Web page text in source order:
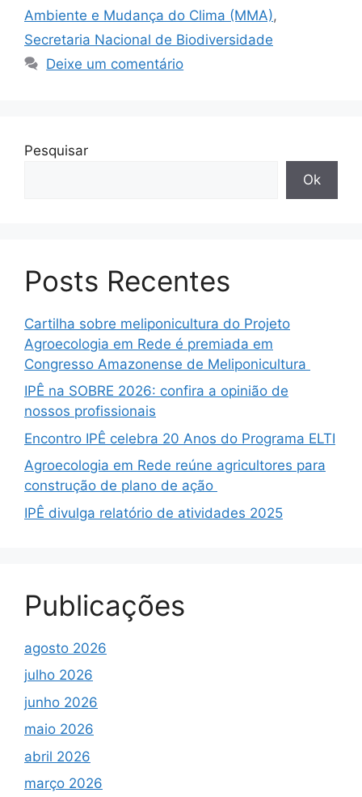
Ambiente e Mudança do Clima (MMA),
Secretaria Nacional de Biodiversidade
Deixe um comentário
Pesquisar
Ok
Posts Recentes
Cartilha sobre meliponicultura do Projeto
Agroecologia em Rede é premiada em
Congresso Amazonense de Meliponicultura
IPÊ na SOBRE 2026: confira a opinião de
nossos profissionais
Encontro IPÊ celebra 20 Anos do Programa ELTI
Agroecologia em Rede reúne agricultores para
construção de plano de ação
IPÊ divulga relatório de atividades 2025
Publicações
agosto 2026
julho 2026
junho 2026
maio 2026
abril 2026
março 2026